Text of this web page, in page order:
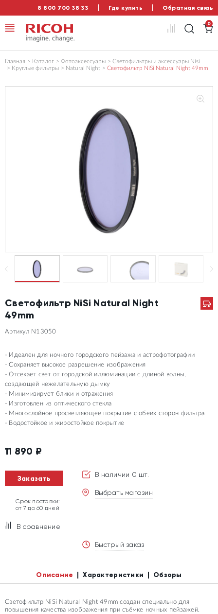
8 800 700 38 33 Где купить Обратная связь
0
Главная Каталог Фотоаксессуары
Светофильтры и аксессуары Nisi
Круглые фильтры
Natural Night Светофильтр NiSi Natural Night 49mm
Светофильтр NiSi Natural Night
49mm
Артикул N13050
Идеален для ночного городского пейзажа и астрофотографии
Сохраняет высокое разрешение изображения
Отсекает свет от городской иллюминации с длиной волны,
создающей нежелательную дымку
Минимизирует блики и отражения
Изготовлен из оптического стекла
Многослойное просветляющее покрытие с обеих сторон фильтра
Водостойкое и жиростойкое покрытие
11 890 ₽
Заказать
Срок поставки:
от 7 до 60 дней
В сравнение
В наличии 0 шт.
Выбрать магазин
Быстрый заказ
Описание Характеристики Обзоры
Светофильтр NiSi Natural Night 49mm создан специально для
повышения качества изображения при съёмке ночных пейзажей.